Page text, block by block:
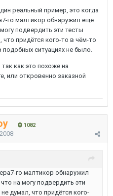
реальный пример, это когда
го малтикор обнаружил ещё
подвердить эти тесты
придётся кого-то в чём-то
ситуациях не было.
как это похоже на
или откровенно заказной
1082
го малтикор обнаружил
на могу подвердить эти
думал, что придётся кого-